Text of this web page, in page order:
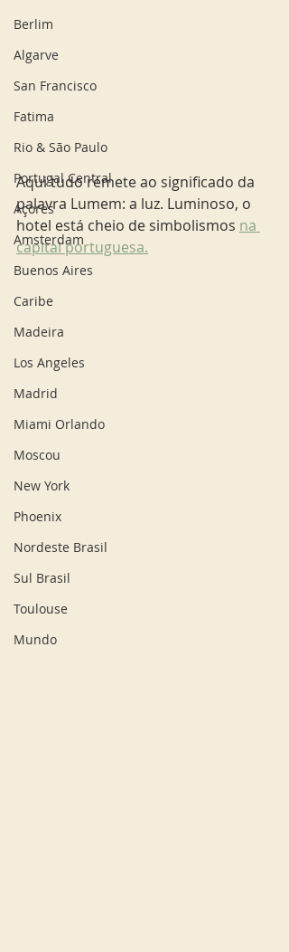
Berlim
Algarve
San Francisco
Fatima
Rio & São Paulo
Portugal Central
Açores
Amsterdam
Buenos Aires
Caribe
Madeira
Los Angeles
Madrid
Miami Orlando
Moscou
New York
Phoenix
Nordeste Brasil
Sul Brasil
Toulouse
Mundo
Aqui tudo remete ao significado da
palavra Lumem: a luz. Luminoso, o
hotel está cheio de simbolismos na
capital portuguesa.